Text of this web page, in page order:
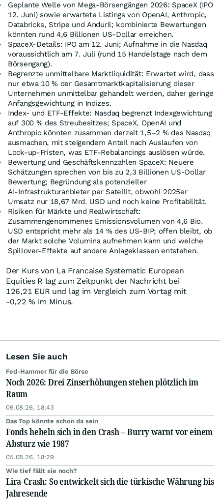
Geplante Welle von Mega-Börsengängen 2026: SpaceX (IPO
12. Juni) sowie erwartete Listings von OpenAI, Anthropic,
Databricks, Stripe und Anduril; kombinierte Bewertungen
könnten rund 4,6 Billionen US-Dollar erreichen.
SpaceX-Details: IPO am 12. Juni; Aufnahme in die Nasdaq
voraussichtlich am 7. Juli (rund 15 Handelstage nach dem
Börsengang).
Begrenzte unmittelbare Marktliquidität: Erwartet wird, dass
nur etwa 10 % der Gesamtmarktkapitalisierung dieser
Unternehmen unmittelbar gehandelt werden, daher geringe
Anfangsgewichtung in Indizes.
Index- und ETF-Effekte: Nasdaq begrenzt Indexgewichtung
auf 300 % des Streubesitzes; SpaceX, OpenAI und
Anthropic könnten zusammen derzeit 1,5–2 % des Nasdaq
ausmachen, mit steigendem Anteil nach Auslaufen von
Lock‑up‑Fristen, was ETF‑Rebalancings auslösen würde.
Bewertung und Geschäftskennzahlen SpaceX: Neuere
Schätzungen sprechen von bis zu 2,3 Billionen US-Dollar
Bewertung; Begründung als potenzieller
AI‑Infrastrukturanbieter per Satellit, obwohl 2025er
Umsatz nur 18,67 Mrd. USD und noch keine Profitabilität.
Risiken für Märkte und Realwirtschaft:
Zusammengenommenes Emissionsvolumen von 4,6 Bio.
USD entspricht mehr als 14 % des US‑BIP; offen bleibt, ob
der Markt solche Volumina aufnehmen kann und welche
Spillover‑Effekte auf andere Anlageklassen entstehen.
Der Kurs von La Francaise Systematic European
Equities R lag zum Zeitpunkt der Nachricht bei
126,21 EUR und lag im Vergleich zum Vortag mit
-0,22% im Minus.
Lesen Sie auch
Fed-Hammer für die Börse
Noch 2026: Drei Zinserhöhungen stehen plötzlich im
Raum
06.08.26, 18:43
Das Top könnte schon da sein
Fonds hebeln sich in den Crash – Burry warnt vor einem
Absturz wie 1987
05.08.26, 18:29
Wie tief fällt sie noch?
Lira-Crash: So entwickelt sich die türkische Währung bis
Jahresende